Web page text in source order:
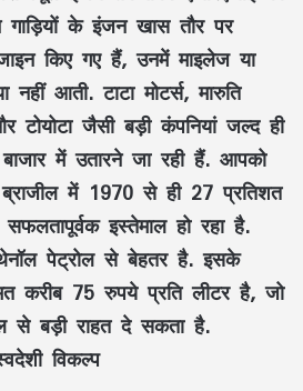
गाड़ियों के इंजन खास तौर पर
किए गए हैं, उनमें माइलेज या
आती. टाटा मोटर्स, मारुति
टोयोटा जैसी बड़ी कंपनियां जल्द ही
में उतारने जा रही हैं. आपको
ब्राजील में 1970 से ही 27 प्रतिशत
इस्तेमाल हो रहा है.
पेट्रोल से बेहतर है. इसके
करीब 75 रुपये प्रति लीटर है, जो
बड़ी राहत दे सकता है.
विकल्प